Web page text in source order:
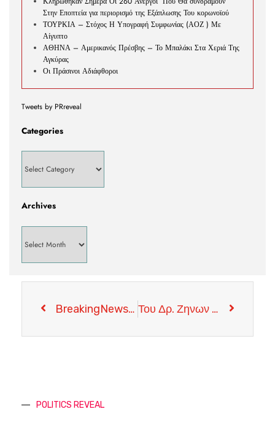
Στην Εποπτεία για περιορισμό της Εξάπλωσης Του κορωνοϊού
ΤΟΥΡΚΙΑ – Στόχος Η Υπογραφή Συμφωνίας (ΑΟΖ ) Με
Αίγυπτο
ΑΘΗΝΑ – Αμερικανός Πρέσβης – Το Μπαλάκι Στα Χεριά Της
Αγκύρας
Οι Πράσινοι Αδιάφθοροι
Tweets by PRreveal
Categories
Archives
BreakingNews/VIDEO-UPDATE! Ο Eide μιλά για Συνομοσπονδία και όχι για Ομοσπονδία Του Δρ. Ζηνων Αχιλλιδη Ph.D Engineering: Ένας αέρας αλλαγής…
POLITICS REVEAL